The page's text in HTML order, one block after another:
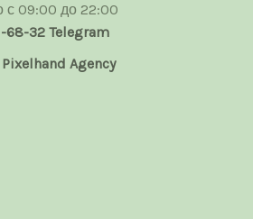
с 09:00 до 22:00
68-32 Telegram
Pixelhand Agency